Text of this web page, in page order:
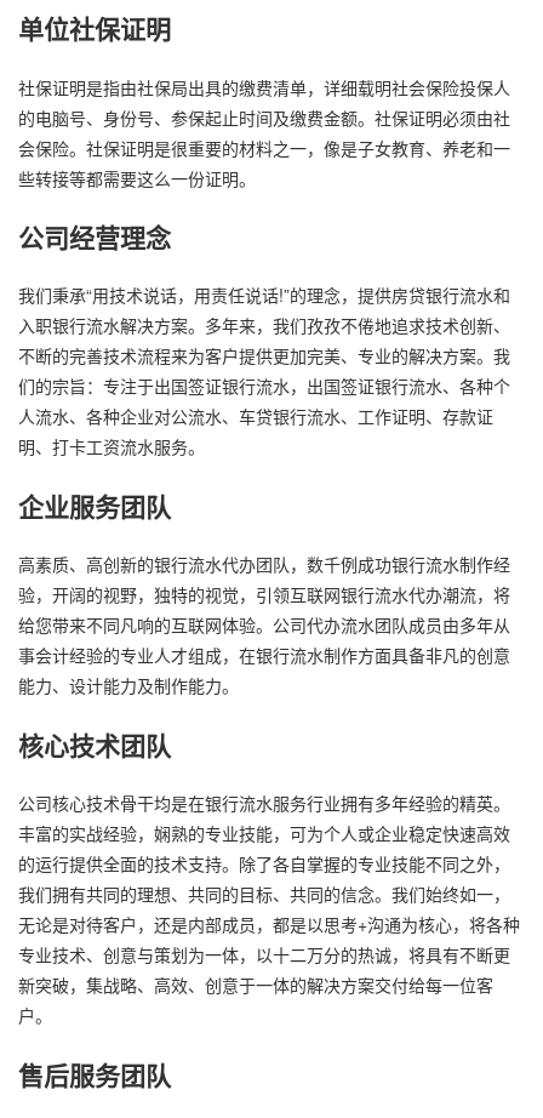
单位社保证明
社保证明是指由社保局出具的缴费清单，详细载明社会保险投保人
的电脑号、身份号、参保起止时间及缴费金额。社保证明必须由社
会保险。社保证明是很重要的材料之一，像是子女教育、养老和一
些转接等都需要这么一份证明。
公司经营理念
我们秉承“用技术说话，用责任说话!”的理念，提供房贷银行流水和
入职银行流水解决方案。多年来，我们孜孜不倦地追求技术创新、
不断的完善技术流程来为客户提供更加完美、专业的解决方案。我
们的宗旨：专注于出国签证银行流水，出国签证银行流水、各种个
人流水、各种企业对公流水、车贷银行流水、工作证明、存款证
明、打卡工资流水服务。
企业服务团队
高素质、高创新的银行流水代办团队，数千例成功银行流水制作经
验，开阔的视野，独特的视觉，引领互联网银行流水代办潮流，将
给您带来不同凡响的互联网体验。公司代办流水团队成员由多年从
事会计经验的专业人才组成，在银行流水制作方面具备非凡的创意
能力、设计能力及制作能力。
核心技术团队
公司核心技术骨干均是在银行流水服务行业拥有多年经验的精英。
丰富的实战经验，娴熟的专业技能，可为个人或企业稳定快速高效
的运行提供全面的技术支持。除了各自掌握的专业技能不同之外，
我们拥有共同的理想、共同的目标、共同的信念。我们始终如一，
无论是对待客户，还是内部成员，都是以思考+沟通为核心，将各种
专业技术、创意与策划为一体，以十二万分的热诚，将具有不断更
新突破，集战略、高效、创意于一体的解决方案交付给每一位客
户。
售后服务团队